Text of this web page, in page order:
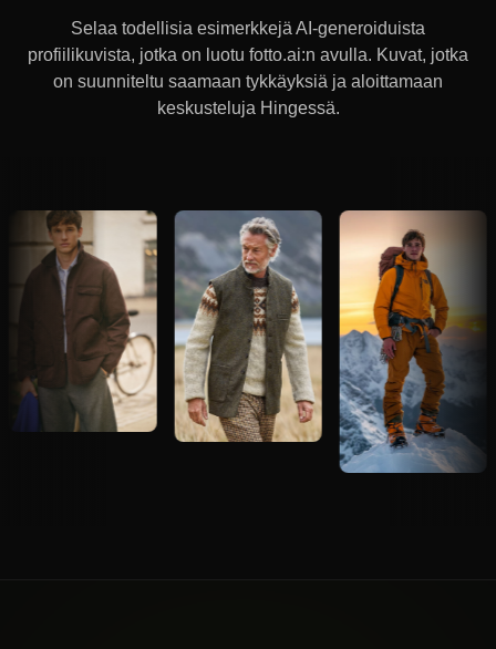
Selaa todellisia esimerkkejä AI-generoiduista
profiilikuvista, jotka on luotu fotto.ai:n avulla. Kuvat, jotka
on suunniteltu saamaan tykkäyksiä ja aloittamaan
keskusteluja Hingessä.